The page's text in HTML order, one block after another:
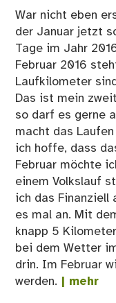
War nicht eben
der Januar jetzt
Tage im Jahr
Februar 2016
Laufkilometer
Das ist mein
so darf es gerne
macht das
ich hoffe, dass
Februar möchte
einem Volkslauf
ich das Finanziell
es mal an. Mit
knapp 5
bei dem Wetter
drin. Im Februar
werden. | mehr